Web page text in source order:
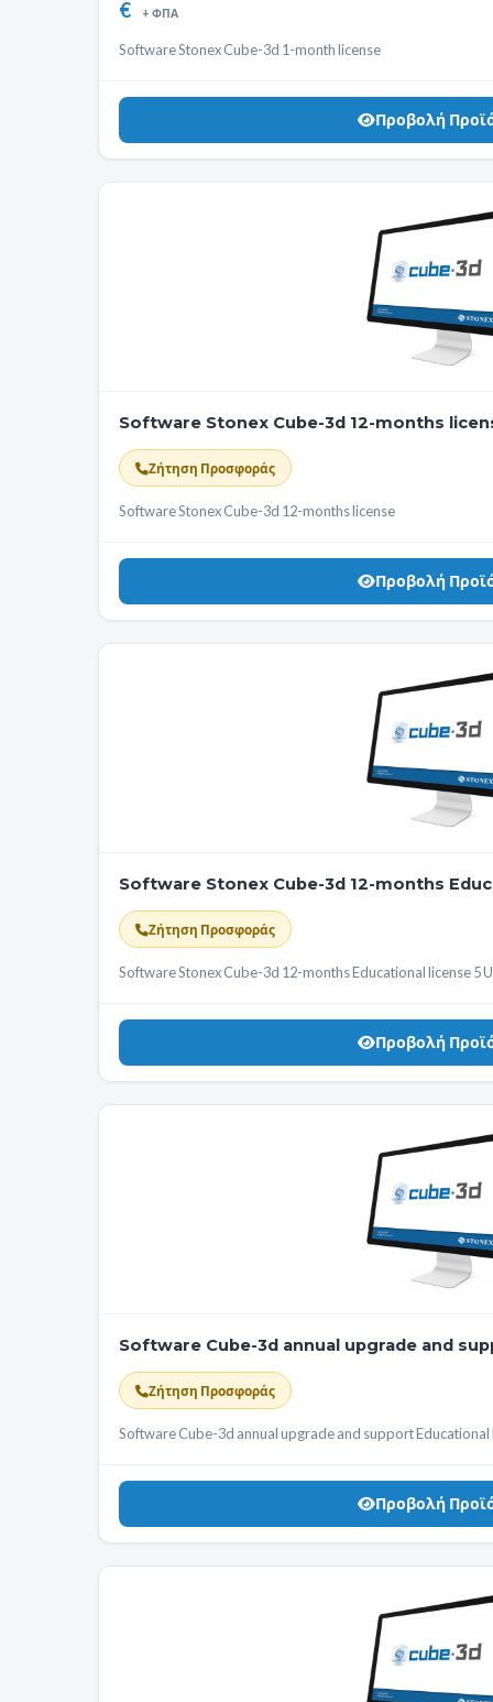
€ + ΦΠΑ
Software Stonex Cube-3d 1-month license
Προβολή
Software Stonex Cube-3d 12-months
Ζήτηση Προσφοράς
Software Stonex Cube-3d 12-months license
Προβολή
Software Stonex Cube-3d 12-months
Ζήτηση Προσφοράς
Software Stonex Cube-3d 12-months Educational license 5
Προβολή
Software Cube-3d annual upgrade and
Ζήτηση Προσφοράς
Software Cube-3d annual upgrade and support Educational
Προβολή